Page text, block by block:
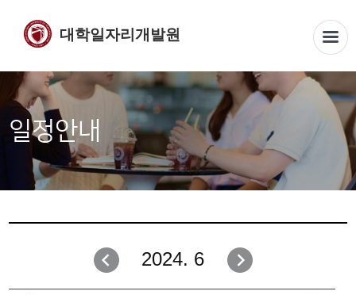
대학일자리개발원
일정안내
2024. 6